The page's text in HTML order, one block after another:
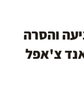
והסרה